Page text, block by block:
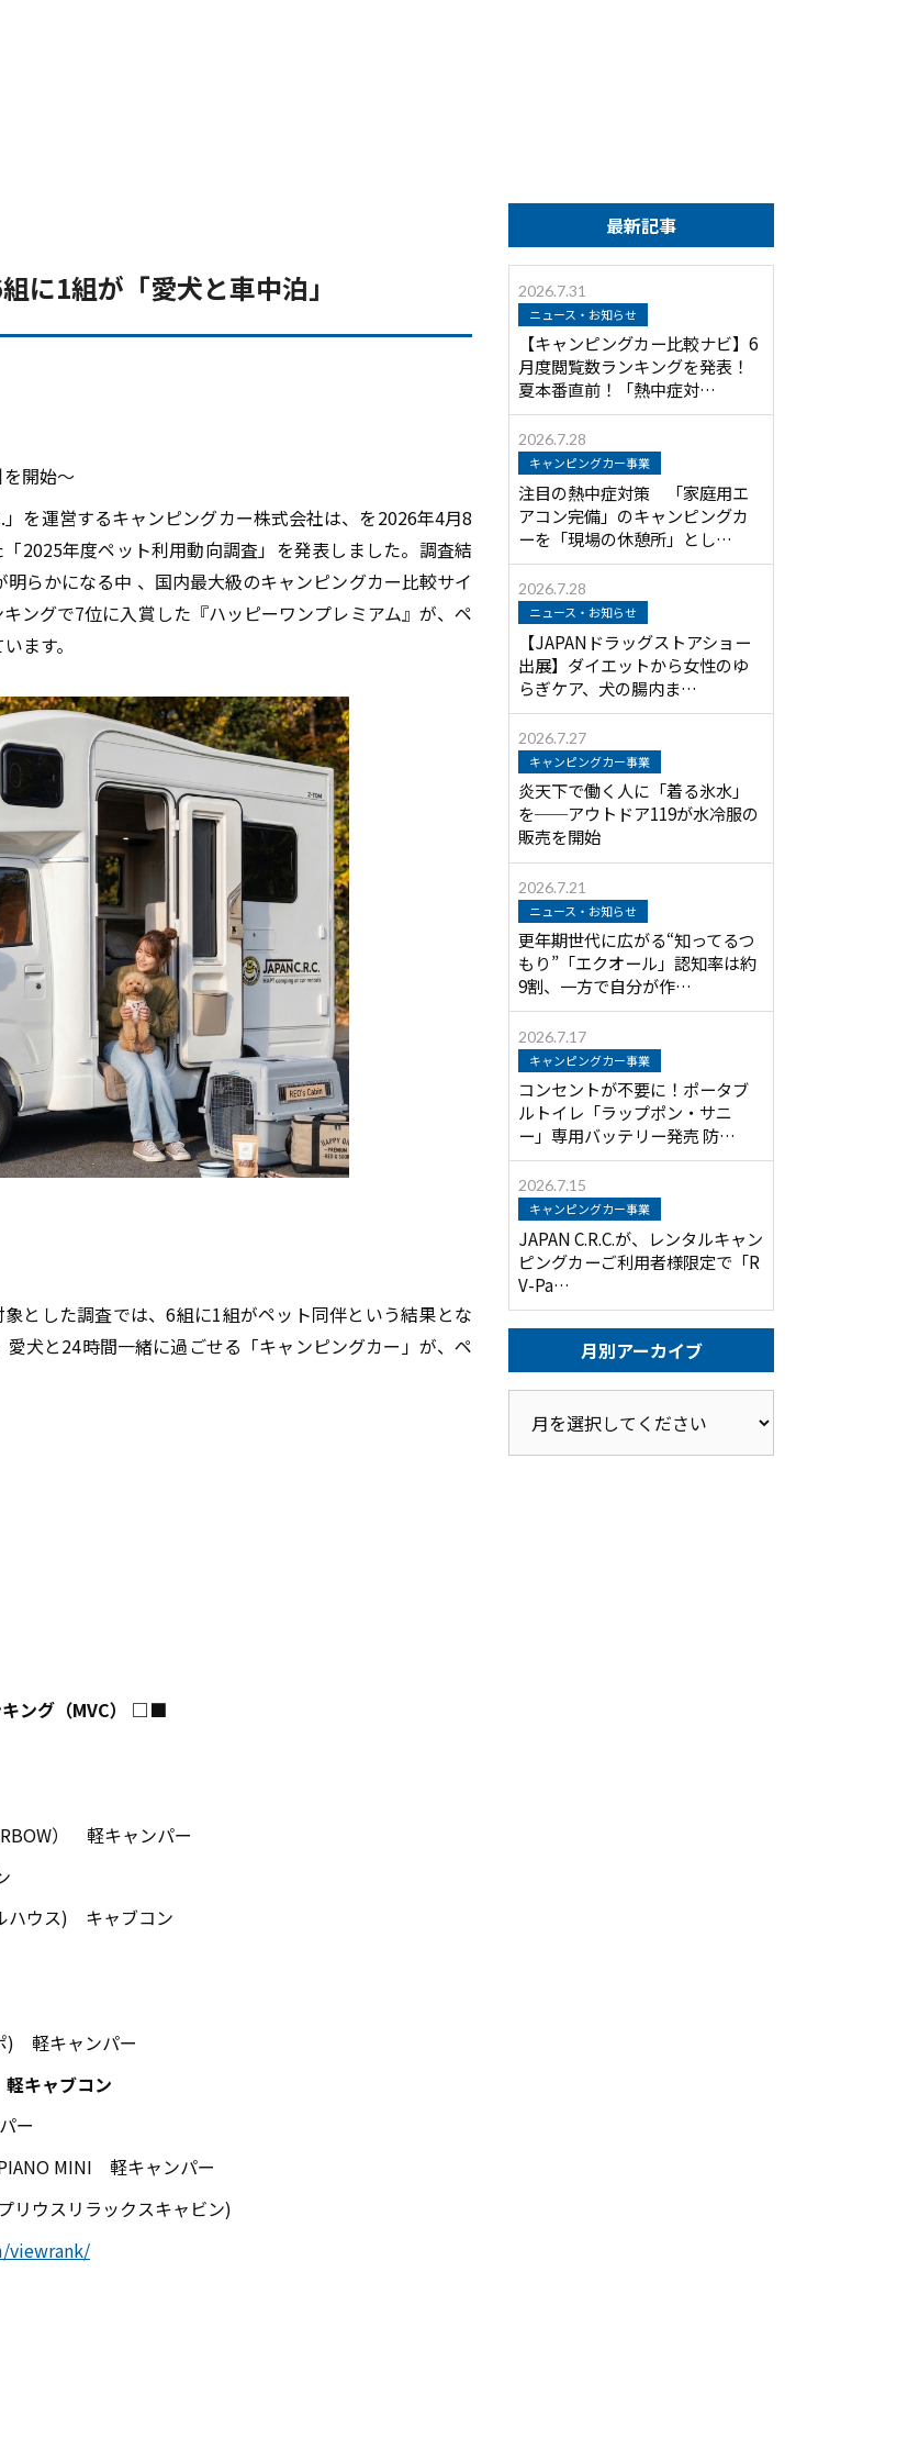
に1組が「愛犬と車中泊」
開始〜
を運営するキャンピングカー株式会社は、を2026年4月8
2025年度ペット利用動向調査」を発表しました。調査結
らかになる中 、国内最大級のキャンピングカー比較サイ
ングで7位に入賞した『ハッピーワンプレミアム』が、ペ
ます。
とした調査では、6組に1組がペット同伴という結果とな
犬と24時間一緒に過ごせる「キャンピングカー」が、ペ
ング（MVC） □■
） 軽キャンパー
ハウス) キャブコン
) 軽キャンパー
キャブコン
ー
MINI 軽キャンパー
リウスリラックスキャビン)
viewrank/
最新記事
2026.7.31
ニュース・お知らせ
【キャンピングカー比較ナビ】6
月度閲覧数ランキングを発表！
夏本番直前！「熱中症対…
2026.7.28
キャンピングカー事業
注目の熱中症対策 「家庭用エ
アコン完備」のキャンピングカ
ーを「現場の休憩所」とし…
2026.7.28
ニュース・お知らせ
【JAPANドラッグストアショー
出展】ダイエットから女性のゆ
らぎケア、犬の腸内ま…
2026.7.27
キャンピングカー事業
炎天下で働く人に「着る氷水」
を──アウトドア119が水冷服の
販売を開始
2026.7.21
ニュース・お知らせ
更年期世代に広がる“知ってるつ
もり”「エクオール」認知率は約
9割、一方で自分が作…
2026.7.17
キャンピングカー事業
コンセントが不要に！ポータブ
ルトイレ「ラップポン・サニ
ー」専用バッテリー発売 防…
2026.7.15
キャンピングカー事業
JAPAN C.R.C.が、レンタルキャン
ピングカーご利用者様限定で「R
V-Pa…
月別アーカイブ